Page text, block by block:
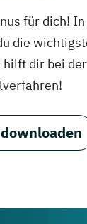
für dich!
die
dir bei